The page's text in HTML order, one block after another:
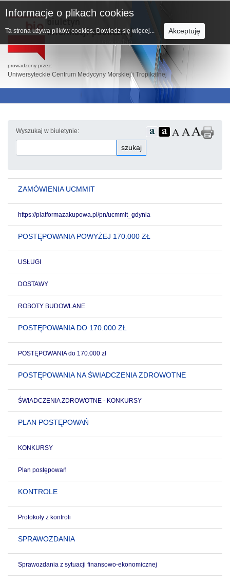
prowadzony przez:
Uniwersyteckie Centrum Medycyny Morskiej i Tropikalnej
Wyszukaj w biuletynie:
szukaj
ZAMÓWIENIA UCMMIT
https://platformazakupowa.pl/pn/ucmmit_gdynia
POSTĘPOWANIA POWYŻEJ 170.000 ZŁ
USŁUGI
DOSTAWY
ROBOTY BUDOWLANE
POSTĘPOWANIA DO 170.000 ZŁ
POSTĘPOWANIA do 170.000 zł
POSTĘPOWANIA NA ŚWIADCZENIA ZDROWOTNE
ŚWIADCZENIA ZDROWOTNE - KONKURSY
PLAN POSTĘPOWAŃ
KONKURSY
Plan postępowań
KONTROLE
Protokoły z kontroli
SPRAWOZDANIA
Sprawozdania z sytuacji finansowo-ekonomicznej
Informacje o plikach cookies
Ta strona używa plików cookies. Dowiedz się więcej... Akceptuję